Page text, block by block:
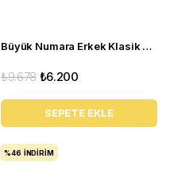
Büyük Numara Erkek Klasik Ayakkabı - Tr1071 Kahverengi
₺6.200
₺9.678
SEPETE EKLE
%46 İNDIRIM